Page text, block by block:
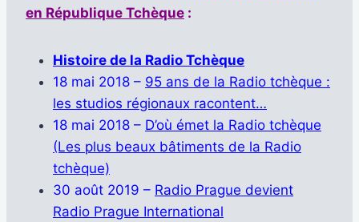
en République Tchèque :
Histoire de la Radio Tchèque
18 mai 2018 – 95 ans de la Radio tchèque :
les studios régionaux racontent…
18 mai 2018 – D’où émet la Radio tchèque
(Les plus beaux bâtiments de la Radio
tchèque)
30 août 2019 – Radio Prague devient
Radio Prague International